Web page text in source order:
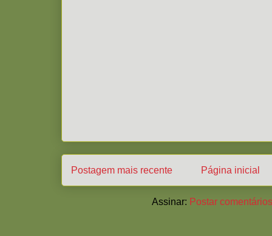
Postagem mais recente Página inicial
Assinar: Postar